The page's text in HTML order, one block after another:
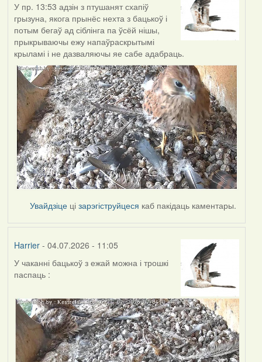
У пр. 13:53 адзін з птушанят схапіў
грызуна, якога прынёс нехта з бацькоў і
потым бегаў ад сіблінга па ўсёй нішы,
прыкрываючы ежу напаўраскрытымі
крыламі і не дазваляючы яе сабе адабраць.
Увайдзіце цізарэгіструйцеся каб пакідаць каментары.
Harrier- 04.07.2026 - 11:05
У чаканні бацькоў з ежай можна і трошкі
паспаць :